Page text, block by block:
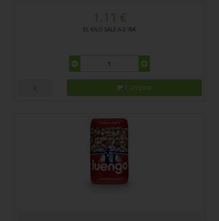
1.11 €
EL KILO SALE A 2.78€
Comprar